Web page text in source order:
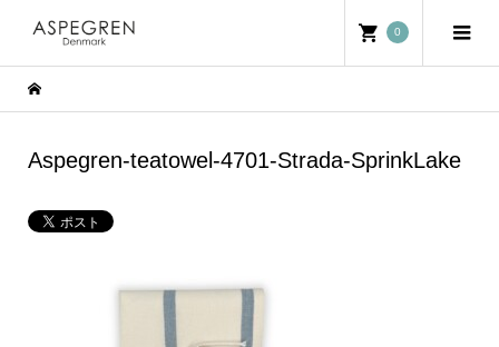
0
Aspegren-teatowel-4701-Strada-SprinkLake